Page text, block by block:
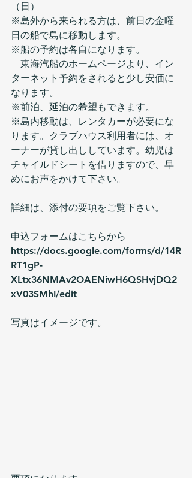
（日）
※島外から来られる方は、前日の金曜
日の船で島に移動します。
※船の予約は各自になります。
東海汽船のホームページより、イン
ターネット予約をされると少し安価に
なります。
※前泊、延泊の希望もできます。
※島内移動は、レンタカーが必要にな
ります。クラブハウス利用者には、オ
ーナーが貸し出ししています。幼児は
チャイルドシートを借りますので、早
めにお声をかけて下さい。
詳細は、添付の要項をご覧下さい。
申込フォームはこちらから
https://docs.google.com/forms/d/14R
RT1gP-
XLtx36NMAv2OAENiwH6QSHvjDQ2
xV03SMhI/edit
写真はイメージです。